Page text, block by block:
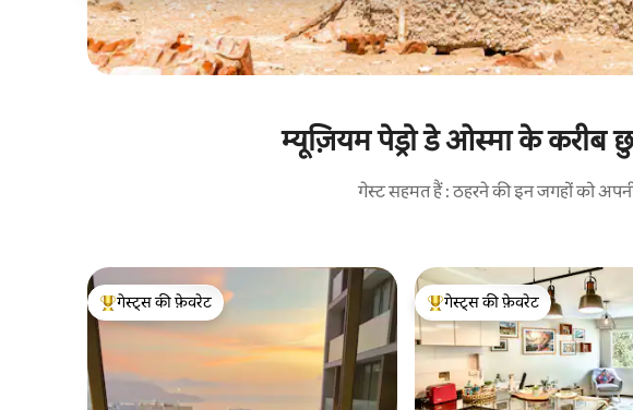
म्यूज़ियम पेड्रो डे ओस्मा के करीब
गेस्ट सहमत हैं : ठहरने की इन जगहों को
गेस्ट्स का टॉप फ़ेवरेट
गेस्ट्स की फ़ेवरेट
गेस्ट्स का टॉप फ़ेवरेट
गेस्ट्स की फ़ेवरेट